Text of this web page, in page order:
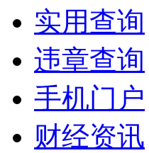
实用查询
违章查询
手机门户
财经资讯